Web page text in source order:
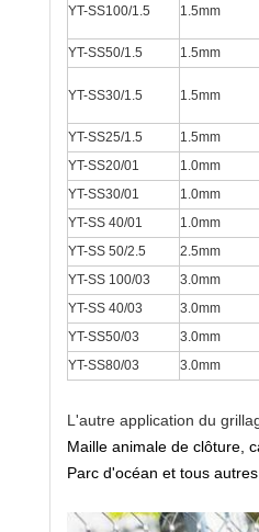
YT-SS100/1.5 1.5mm
YT-SS50/1.5 1.5mm
YT-SS30/1.5 1.5mm
YT-SS25/1.5 1.5mm
YT-SS20/01 1.0mm
YT-SS30/01 1.0mm
YT-SS 40/01 1.0mm
YT-SS 50/2.5 2.5mm
YT-SS 100/03 3.0mm
YT-SS 40/03 3.0mm
YT-SS50/03 3.0mm
YT-SS80/03 3.0mm
L'autre application du
Maille animale de clôture,
Parc d'océan et tous